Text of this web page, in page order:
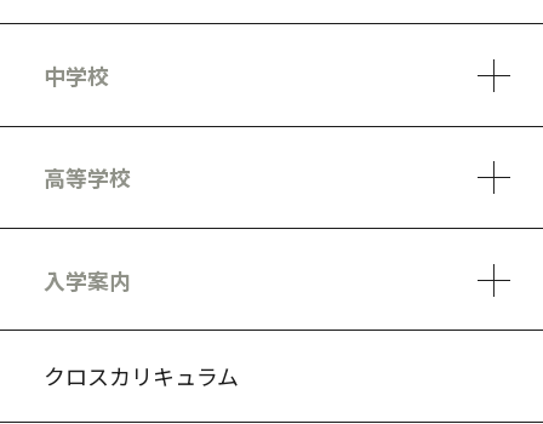
中学校
高等学校
入学案内
クロスカリキュラム